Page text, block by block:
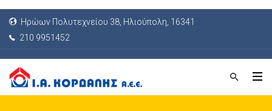
Ηρώων Πολυτεχνείου 38, Ηλιούπολη, 16341
210 9951452